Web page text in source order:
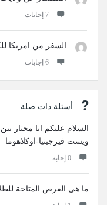
‫7 إجابات
السفر من امريكا
‫6 إجابات
أسئلة ذات صلة
السلام عليكم انا محتار
ويست فيرجينيا-اوكلاهوما
‫0 إجابة
ما هي الفرص المتاحة